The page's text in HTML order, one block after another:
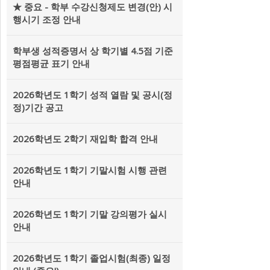
★ 중요 - 학부 수강신청제도 변경(안) 시
행시기 조정 안내
학부생 성적증명서 상 학기별 4.5점 기준
평점평균 표기 안내
2026학년도 1학기 성적 열람 및 공시(정
정)기간 공고
2026학년도 2학기 재입학 합격 안내
2026학년도 1학기 기말시험 시행 관련
안내
2026학년도 1학기 기말 강의평가 실시
안내
2026학년도 1학기 졸업시험(최종) 일정